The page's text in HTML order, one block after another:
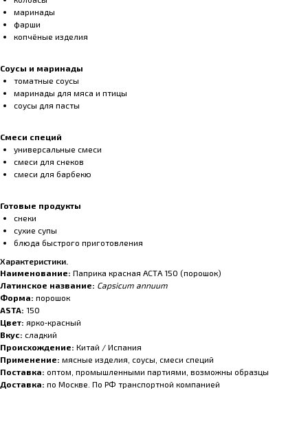
маринады
фарши
копчёные изделия
Соусы и маринады
томатные соусы
маринады для мяса и птицы
соусы для пасты
Смеси специй
универсальные смеси
смеси для снеков
смеси для барбекю
Готовые продукты
снеки
сухие супы
блюда быстрого приготовления
Характеристики.
Наименование: Паприка красная АСТА 150 (порошок)
Латинское название: Capsicum annuum
Форма: порошок
ASTA: 150
Цвет: ярко‑красный
Вкус: сладкий
Происхождение: Китай / Испания
Применение: мясные изделия, соусы, смеси специй
Поставка: оптом, промышленными партиями, возможны образцы
Доставка: по Москве. По РФ транспортной компанией